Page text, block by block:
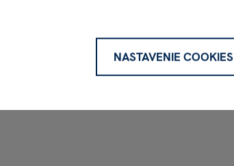
NASTAVENIE COOKIES